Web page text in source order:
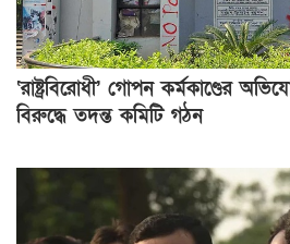
‘রাষ্ট্রবিরোধী’ গোপন কর্মকাণ্ডের
বিরুদ্ধে তদন্ত কমিটি গঠন